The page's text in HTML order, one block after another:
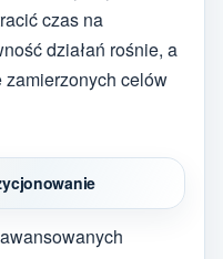
czas na
działań rośnie, a
celów